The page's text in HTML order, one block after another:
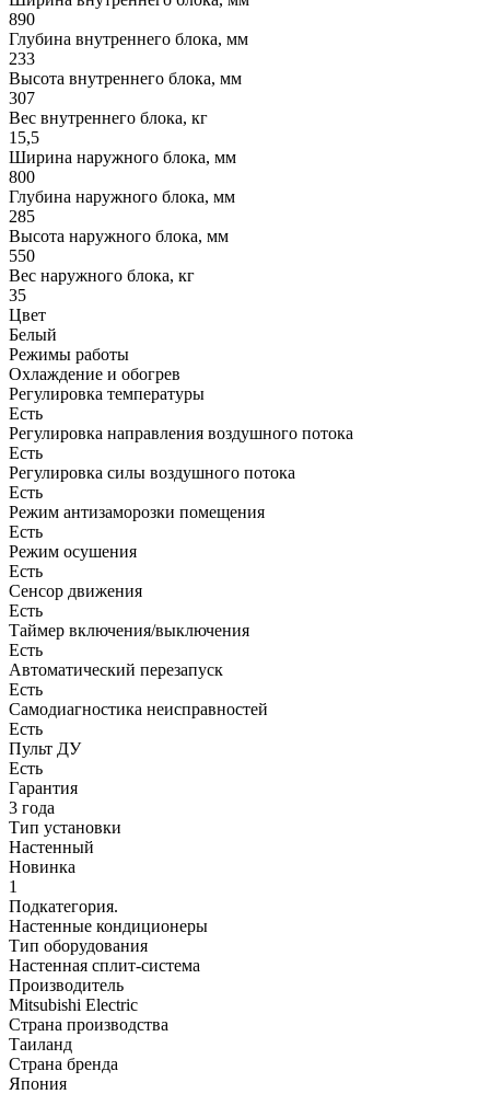
890
Глубина внутреннего блока, мм
233
Высота внутреннего блока, мм
307
Вес внутреннего блока, кг
15,5
Ширина наружного блока, мм
800
Глубина наружного блока, мм
285
Высота наружного блока, мм
550
Вес наружного блока, кг
35
Цвет
Белый
Режимы работы
Охлаждение и обогрев
Регулировка температуры
Есть
Регулировка направления воздушного потока
Есть
Регулировка силы воздушного потока
Есть
Режим антизаморозки помещения
Есть
Режим осушения
Есть
Сенсор движения
Есть
Таймер включения/выключения
Есть
Автоматический перезапуск
Есть
Самодиагностика неисправностей
Есть
Пульт ДУ
Есть
Гарантия
3 года
Тип установки
Настенный
Новинка
1
Подкатегория.
Настенные кондиционеры
Тип оборудования
Настенная сплит-система
Производитель
Mitsubishi Electric
Страна производства
Таиланд
Страна бренда
Япония